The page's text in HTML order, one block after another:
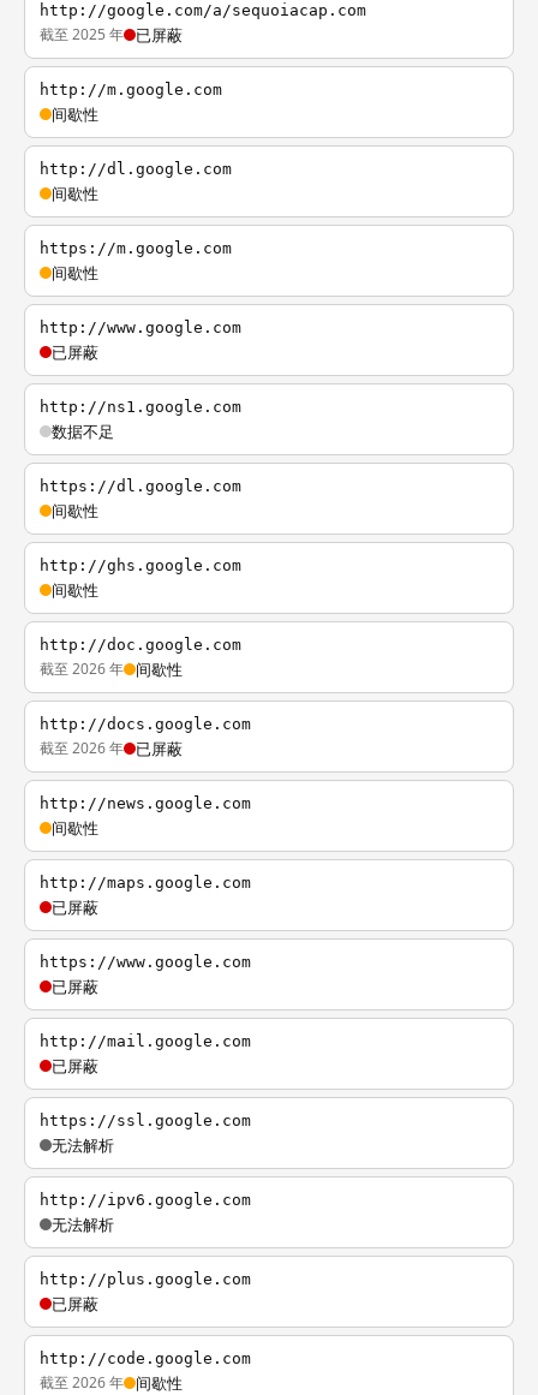
http://google.com/a/sequoiacap.com
截至 2025 年 已屏蔽
http://m.google.com
间歇性
http://dl.google.com
间歇性
https://m.google.com
间歇性
http://www.google.com
已屏蔽
http://ns1.google.com
数据不足
https://dl.google.com
间歇性
http://ghs.google.com
间歇性
http://doc.google.com
截至 2026 年 间歇性
http://docs.google.com
截至 2026 年 已屏蔽
http://news.google.com
间歇性
http://maps.google.com
已屏蔽
https://www.google.com
已屏蔽
http://mail.google.com
已屏蔽
https://ssl.google.com
无法解析
http://ipv6.google.com
无法解析
http://plus.google.com
已屏蔽
http://code.google.com
截至 2026 年 间歇性